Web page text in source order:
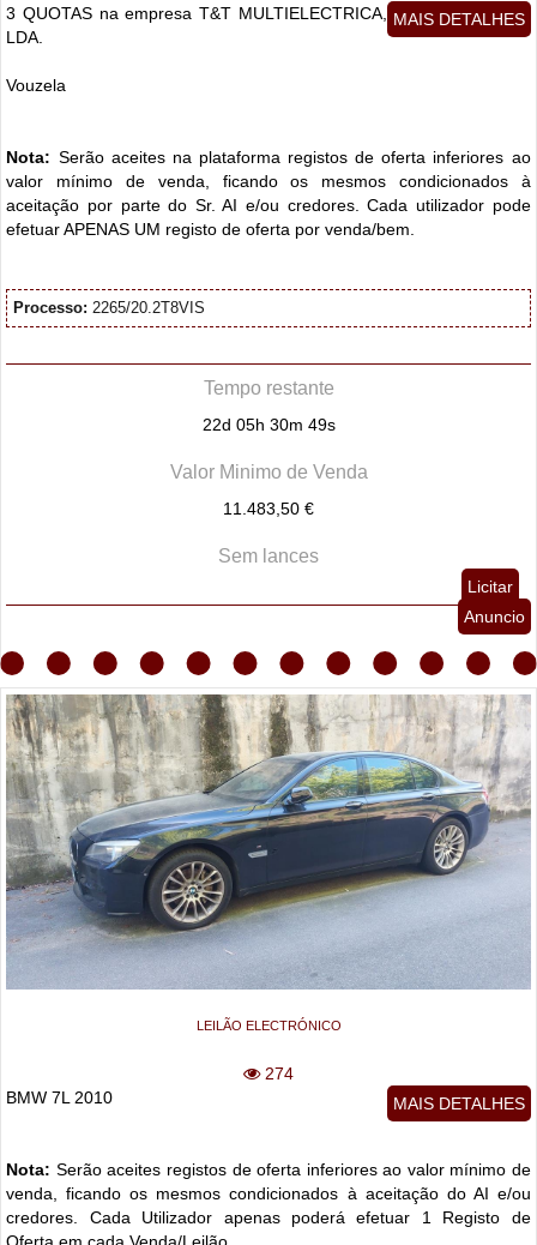
MAIS DETALHES
3 QUOTAS na empresa T&T MULTIELECTRICA,
LDA.
Vouzela
Nota: Serão aceites na plataforma registos de oferta inferiores ao
valor mínimo de venda, ficando os mesmos condicionados à
aceitação por parte do Sr. AI e/ou credores. Cada utilizador pode
efetuar APENAS UM registo de oferta por venda/bem.
Processo: 2265/20.2T8VIS
Tempo restante
22d 05h 30m 48s
Valor Minimo de Venda
11.483,50 €
Sem lances
Licitar
Anuncio
LEILÃO ELECTRÓNICO
274
MAIS DETALHES
BMW 7L 2010
Nota: Serão aceites registos de oferta inferiores ao valor mínimo de
venda, ficando os mesmos condicionados à aceitação do AI e/ou
credores. Cada Utilizador apenas poderá efetuar 1 Registo de